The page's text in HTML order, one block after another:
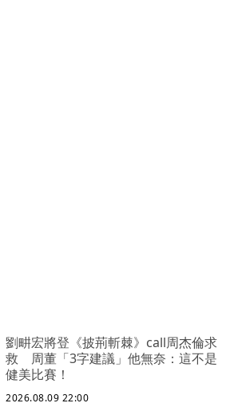
劉畊宏將登《披荊斬棘》call周杰倫求
救 周董「3字建議」他無奈：這不是
健美比賽！
2026.08.09 22:00